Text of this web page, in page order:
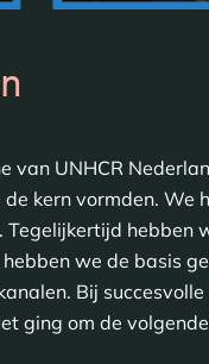
van UNHCR
kern vormden. We
Tegelijkertijd hebben
we de basis
Bij
ging om de